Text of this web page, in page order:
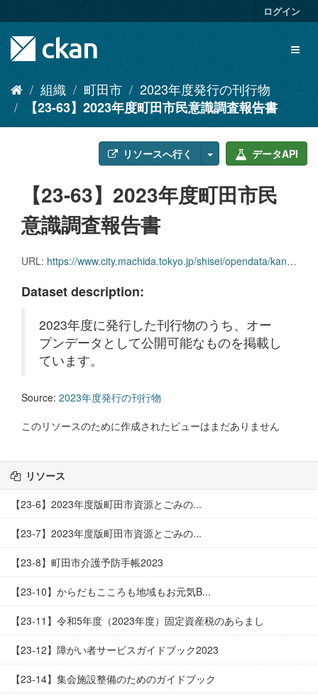
キ
ログイン
組織 町田市
2023年度発行の刊行物
【23-63】2023年度町田市民意識調査報告書
リソースへ行く データAPI
【23-63】2023年度町田市民
意識調査報告書
URL: https://www.city.machida.tokyo.jp/shisei/opendata/kankobutsu/2023-kankoubutsu.files/23-63.pdf
Dataset description:
2023年度に発行した刊行物のうち、オー
プンデータとして公開可能なものを掲載し
ています。
Source: 2023年度発行の刊行物
このリソースのために作成されたビューはまだありません
リソース
【23-6】2023年度版町田市資源とごみの...
【23-7】2023年度版町田市資源とごみの...
【23-8】町田市介護予防手帳2023
【23-10】からだもこころも地域もお元気B...
【23-11】令和5年度（2023年度）固定資産税のあらまし
【23-12】障がい者サービスガイドブック2023
【23-14】集会施設整備のためのガイドブック